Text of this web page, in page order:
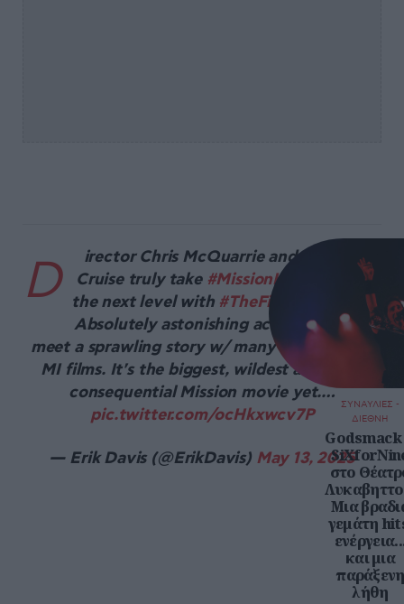
D
irector Chris McQuarrie and star Tom
Cruise truly take #MissionImpossible
to
the next level with #TheFinalReckoning.
Absolutely astonishing action moments
meet a sprawling story w/ many nods to past
MI films. It's the biggest, wildest and most
consequential Mission movie yet.…
pic.twitter.com/ocHkxwcv7P
— Erik Davis (@ErikDavis) May 13, 2025
ΣΥΝΑΥΛΙΕΣ -
ΔΙΕΘΝΗ
Godsmack
στο
Μια
γεμάτη
και μια
παράξενη
λήθη